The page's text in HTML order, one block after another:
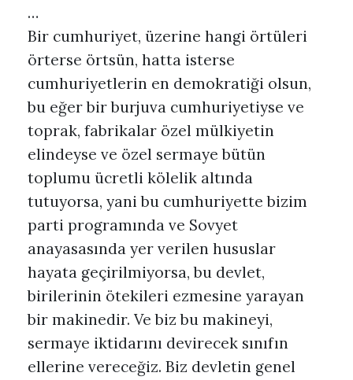
…
Bir cumhuriyet, üzerine hangi örtüleri
örterse örtsün, hatta isterse
cumhuriyetlerin en demokratiği olsun,
bu eğer bir burjuva cumhuriyetiyse ve
toprak, fabrikalar özel mülkiyetin
elindeyse ve özel sermaye bütün
toplumu ücretli kölelik altında
tutuyorsa, yani bu cumhuriyette bizim
parti programında ve Sovyet
anayasasında yer verilen hususlar
hayata geçirilmiyorsa, bu devlet,
birilerinin ötekileri ezmesine yarayan
bir makinedir. Ve biz bu makineyi,
sermaye iktidarını devirecek sınıfın
ellerine vereceğiz. Biz devletin genel